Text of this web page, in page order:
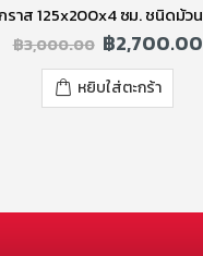
฿3,000.00 ฿2,700.00
หยิบใส่ตะกร้า